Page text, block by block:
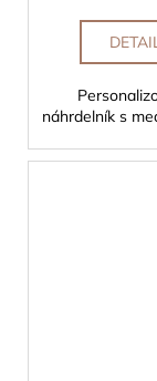
náhrdelník s